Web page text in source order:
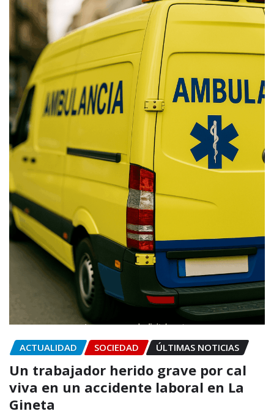
ACTUALIDAD SOCIEDAD ÚLTIMAS NOTICIAS
Un trabajador herido grave por cal
viva en un accidente laboral en La
Gineta